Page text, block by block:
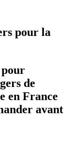
pour la
pour
de
en France
avant